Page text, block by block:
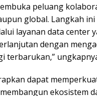
peluang
global. Langkah
layanan data center
dengan
terbarukan,”
dapat
ekosistem